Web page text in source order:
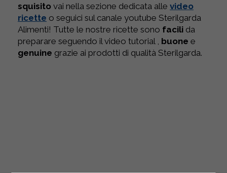
squisito vai nella sezione dedicata alle video
ricette o seguici sul canale youtube Sterilgarda
Alimenti! Tutte le nostre ricette sono facili da
preparare seguendo il video tutorial , buone e
genuine grazie ai prodotti di qualità Sterilgarda.